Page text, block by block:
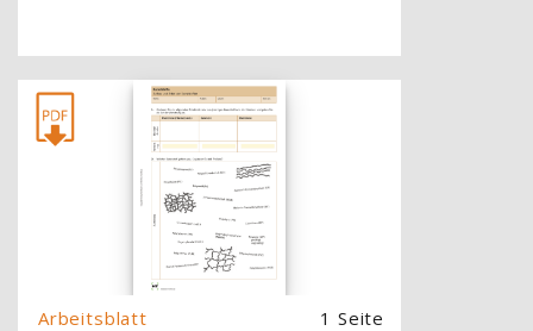
[Cocoon] About (Text with Image) überspringen
1 Seite